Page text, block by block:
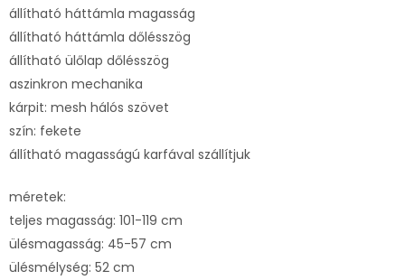
állítható háttámla magasság
állítható háttámla dőlésszög
állítható ülőlap dőlésszög
aszinkron mechanika
kárpit: mesh hálós szövet
szín: fekete
állítható magasságú karfával szállítjuk
méretek:
teljes magasság: 101-119 cm
ülésmagasság: 45-57 cm
ülésmélység: 52 cm